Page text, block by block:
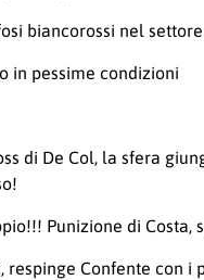
biancorossi nel
in pessime condizioni
di De Col, la sfera
Punizione di
respinge Confente con i